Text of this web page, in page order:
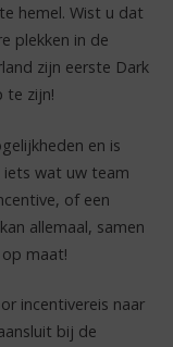
hemel. Wist u dat
plekken in de
zijn eerste Dark
te zijn!
en is
iets wat uw team
of een
allemaal, samen
maat!
incentivereis naar
bij de